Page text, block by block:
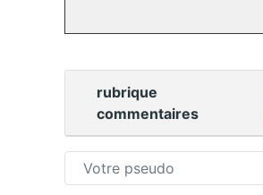
rubrique
commentaires